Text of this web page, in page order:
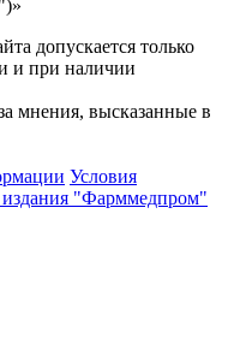
допускается только
и при наличии
мнения, высказанные в
Условия
издания "Фарммедпром"